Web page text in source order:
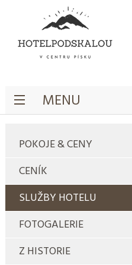
MENU
POKOJE & CENY
CENÍK
SLUŽBY HOTELU
FOTOGALERIE
Z HISTORIE